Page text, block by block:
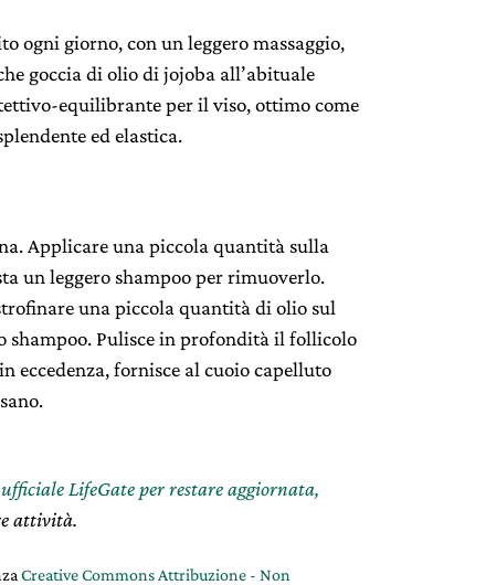
ogni giorno, con un leggero massaggio,
goccia di olio di jojoba all’abituale
equilibrante per il viso, ottimo come
ed elastica.
Applicare una piccola quantità sulla
un leggero shampoo per rimuoverlo.
una piccola quantità di olio sul
Pulisce in profondità il follicolo
eccedenza, fornisce al cuoio capelluto
LifeGate per restare aggiornata,
attività.
Creative Commons Attribuzione - Non